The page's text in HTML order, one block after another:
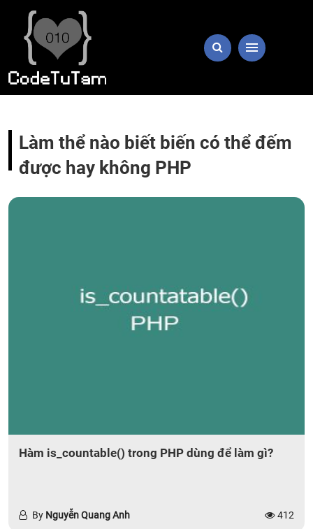
Làm thể nào biết biến có thể đếm
được hay không PHP
Hàm is_countable() trong PHP dùng để làm gì?
By Nguyễn Quang Anh 412